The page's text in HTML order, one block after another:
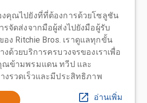
คุณไปยังที่ที่ต้องการด้วยโซลูชัน
จัดส่งจากมือผู้ส่งไปยังมือผู้รับ
ง Ritchie Bros. เราดูแลทุกขั้น
ด้วยบริการครบวงจรของเราเพื่อ
ข้ามพรมแดน ทวีป และ
งรวดเร็วและมีประสิทธิภาพ
อ่านเพิ่ม